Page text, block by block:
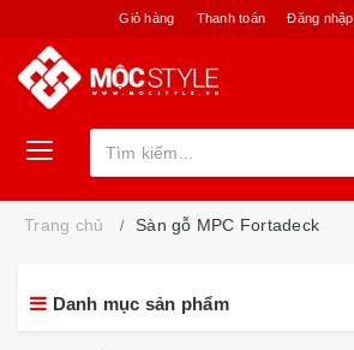
Giỏ hàng Thanh toán Đăng nhập
Trang chủ Sàn gỗ MPC Fortadeck
Danh mục sản phẩm